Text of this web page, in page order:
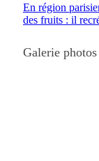
En région
des fruits : il
Galerie photos